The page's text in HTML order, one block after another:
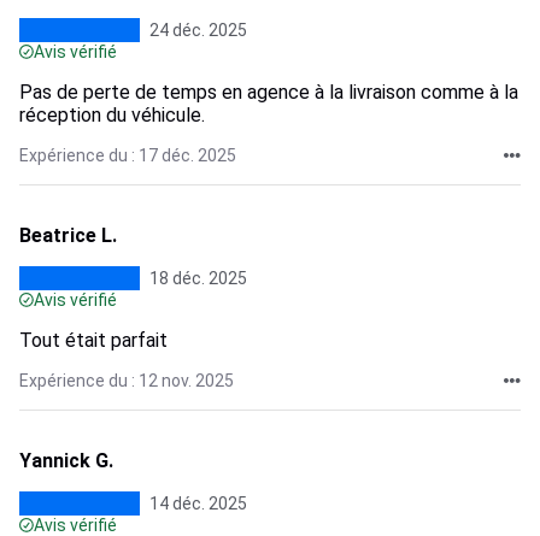
24 déc. 2025
Avis vérifié
Pas de perte de temps en agence à la livraison comme à la
réception du véhicule.
Expérience du : 17 déc. 2025
Beatrice L.
18 déc. 2025
Avis vérifié
Tout était parfait
Expérience du : 12 nov. 2025
Yannick G.
14 déc. 2025
Avis vérifié